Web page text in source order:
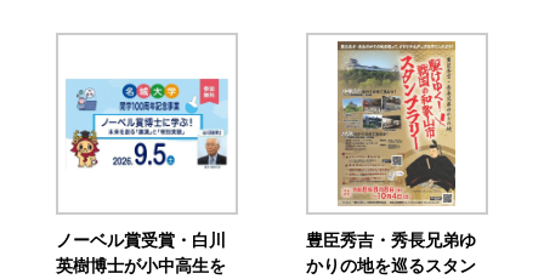
ノーベル賞受賞・白川
英樹博士が小中高生を
豊臣秀吉・秀長兄弟ゆ
かりの地を巡るスタン